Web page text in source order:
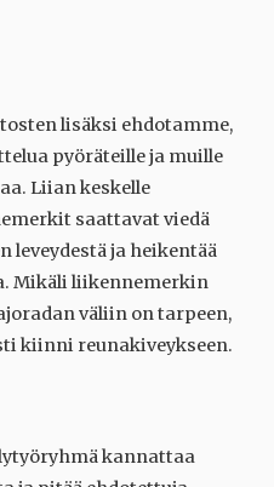
lisäksi ehdotamme,
pyöräteille ja muille
Liian keskelle
saattavat viedä
leveydestä ja heikentää
Mikäli liikennemerkin
väliin on tarpeen,
kiinni reunakiveykseen.
kannattaa